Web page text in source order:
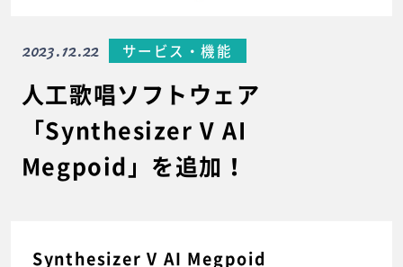
人工歌唱ソフトウェア
「Synthesizer V AI
Megpoid」を追加！
2023.12.22 サービス・機能
Synthesizer V AI Megpoid